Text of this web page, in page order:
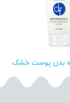
بدن پوست خشک